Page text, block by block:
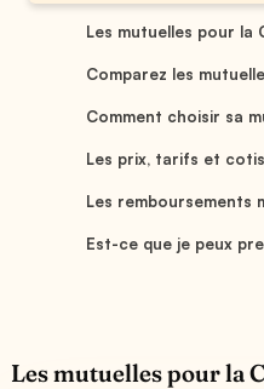
Les mutuelles pour la
Comparez les
Comment choisir sa
Les prix, tarifs et
Les remboursements
Est-ce que je peux
Les mutuelles pour la